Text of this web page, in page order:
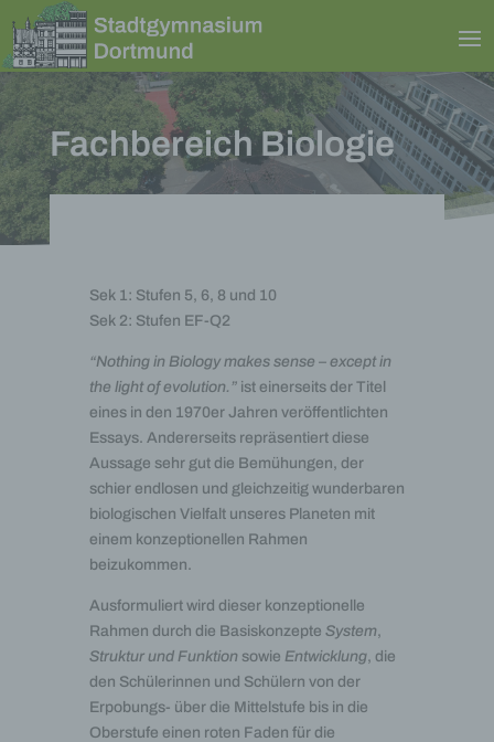
Fachbereich Biologie
Sek 1: Stufen 5, 6, 8 und 10
Sek 2: Stufen EF-Q2
“Nothing in Biology makes sense – except in
the light of evolution.” ist einerseits der Titel
eines in den 1970er Jahren veröffentlichten
Essays. Andererseits repräsentiert diese
Aussage sehr gut die Bemühungen, der
schier endlosen und gleichzeitig wunderbaren
biologischen Vielfalt unseres Planeten mit
einem konzeptionellen Rahmen
beizukommen.
Ausformuliert wird dieser konzeptionelle
Rahmen durch die Basiskonzepte System,
Struktur und Funktion sowie Entwicklung, die
den Schülerinnen und Schülern von der
Erpobungs- über die Mittelstufe bis in die
Oberstufe einen roten Faden für die